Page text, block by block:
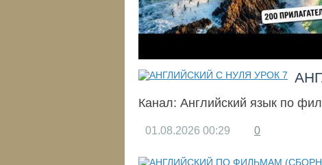
Канал: Английский язык по
01.08.2026 00:29 0